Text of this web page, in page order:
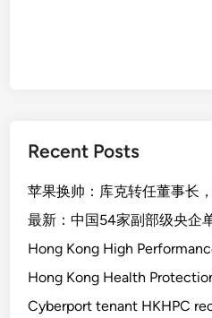
Recent Posts
苹果换帅：库克转任董事长
最新：中国54家副部级央企
Hong Kong High
Hong Kong Health
Cyberport tenant HKHPC